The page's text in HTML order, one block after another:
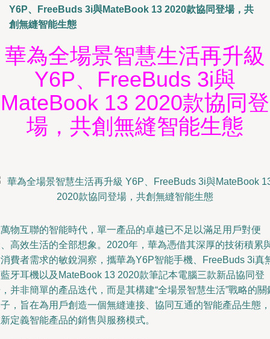
Y6P、FreeBuds 3i與MateBook 13 2020款協同登場，共
創無縫智能生態
華為全場景智慧生活再升級
Y6P、FreeBuds 3i與
MateBook 13 2020款協同登
場，共創無縫智能生態
物互聯的智能時代，單一產品的卓越已不足以滿足用戶對便
高效生活的全部想象。2020年，華為憑借其深厚的技術積累
費者需求的敏銳洞察，攜華為Y6P智能手機、FreeBuds 3i真
牙耳機以及MateBook 13 2020款筆記本電腦三款新品協同登
并非簡單的產品迭代，而是其構建“全場景智慧生活”戰略的關
，旨在為用戶創造一個無縫連接、協同互通的智能產品生態，
定義智能產品的銷售與服務模式。